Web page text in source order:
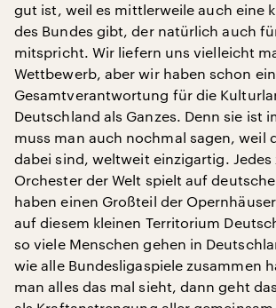
gut ist, weil es mittlerweile auch eine
des Bundes gibt, der natürlich auch
mitspricht. Wir liefern uns vielleicht
Wettbewerb, aber wir haben schon
Gesamtverantwortung für die
Deutschland als Ganzes. Denn sie ist
muss man auch nochmal sagen, weil
dabei sind, weltweit einzigartig. Jedes
Orchester der Welt spielt auf
haben einen Großteil der
auf diesem kleinen Territorium
so viele Menschen gehen in
wie alle Bundesligaspiele zusammen
man alles das mal sieht, dann geht